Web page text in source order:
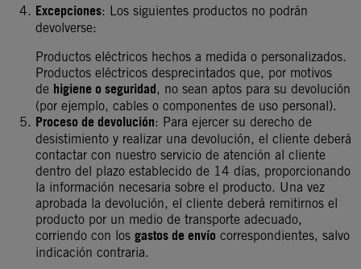
Excepciones: Los siguientes productos no podrán
devolverse:
Productos eléctricos hechos a medida o personalizados.
Productos eléctricos desprecintados que, por motivos
de higiene o seguridad, no sean aptos para su devolución
(por ejemplo, cables o componentes de uso personal).
Proceso de devolución: Para ejercer su derecho de
desistimiento y realizar una devolución, el cliente deberá
contactar con nuestro servicio de atención al cliente
dentro del plazo establecido de 14 días, proporcionando
la información necesaria sobre el producto. Una vez
aprobada la devolución, el cliente deberá remitirnos el
producto por un medio de transporte adecuado,
corriendo con los gastos de envío correspondientes, salvo
indicación contraria.